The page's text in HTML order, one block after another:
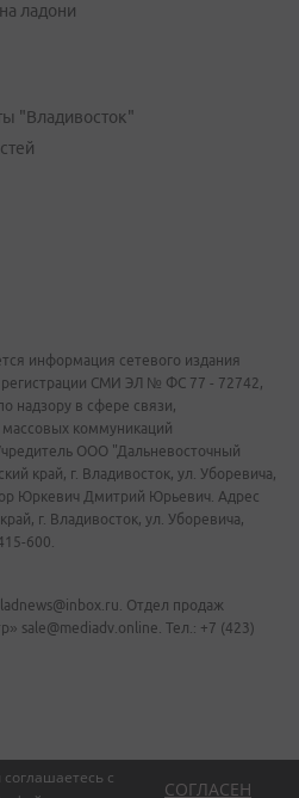
с
СОГЛАСЕН
ладони
"Владивосток"
информация сетевого издания
регистрации СМИ ЭЛ № ФС 77 - 72742,
надзору в сфере связи,
коммуникаций
ООО "Дальневосточный
край, г. Владивосток, ул. Уборевича,
Юркевич Дмитрий Юрьевич. Адрес
г. Владивосток, ул. Уборевича,
600.
Отдел продаж
sale@mediadv.online. Тел.: +7 (423)